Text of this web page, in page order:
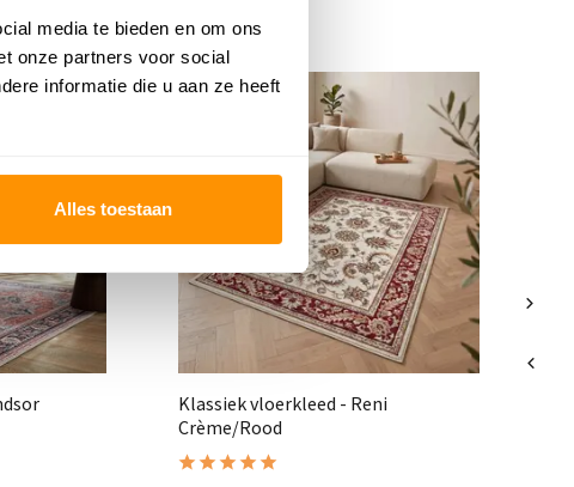
media te bieden en om ons
onze partners voor social
informatie die u aan ze heeft
Alles toestaan
KORTING 28%
Klassiek vloerkleed - Reni
Crème/Rood